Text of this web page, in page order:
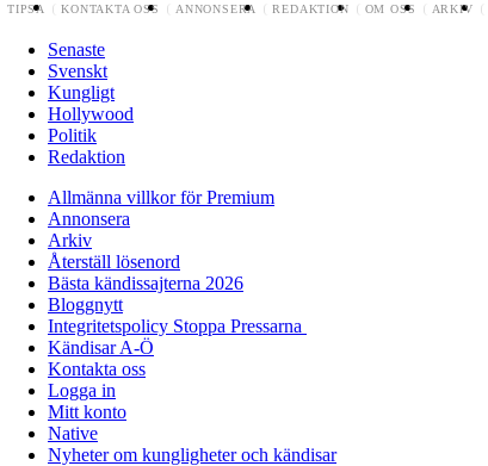
TIPSA KONTAKTA OSS ANNONSERA REDAKTION OM OSS ARKIV
Senaste
Svenskt
Kungligt
Hollywood
Politik
Redaktion
Allmänna villkor för Premium
Annonsera
Arkiv
Återställ lösenord
Bästa kändissajterna 2026
Bloggnytt
Integritetspolicy Stoppa Pressarna
Kändisar A-Ö
Kontakta oss
Logga in
Mitt konto
Native
Nyheter om kungligheter och kändisar